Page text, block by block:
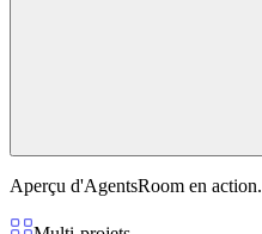
Aperçu d'AgentsRoom en action.